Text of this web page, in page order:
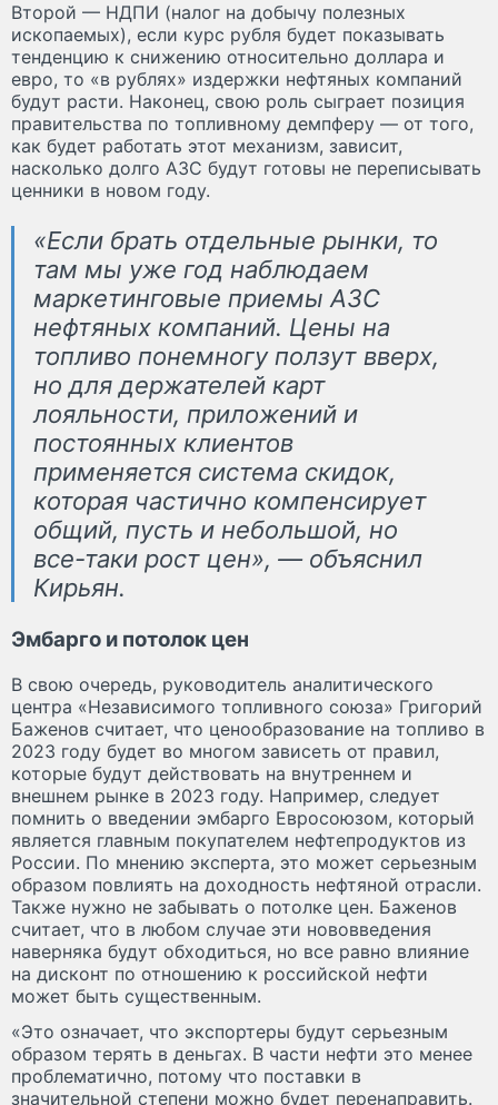
Второй — НДПИ (налог на добычу полезных
ископаемых), если курс рубля будет показывать
тенденцию к снижению относительно доллара и
евро, то «в рублях» издержки нефтяных компаний
будут расти. Наконец, свою роль сыграет позиция
правительства по топливному демпферу — от того,
как будет работать этот механизм, зависит,
насколько долго АЗС будут готовы не переписывать
ценники в новом году.
«Если брать отдельные рынки, то
там мы уже год наблюдаем
маркетинговые приемы АЗС
нефтяных компаний. Цены на
топливо понемногу ползут вверх,
но для держателей карт
лояльности, приложений и
постоянных клиентов
применяется система скидок,
которая частично компенсирует
общий, пусть и небольшой, но
все-таки рост цен», — объяснил
Кирьян.
Эмбарго и потолок цен
В свою очередь, руководитель аналитического
центра «Независимого топливного союза» Григорий
Баженов считает, что ценообразование на топливо в
2023 году будет во многом зависеть от правил,
которые будут действовать на внутреннем и
внешнем рынке в 2023 году. Например, следует
помнить о введении эмбарго Евросоюзом, который
является главным покупателем нефтепродуктов из
России. По мнению эксперта, это может серьезным
образом повлиять на доходность нефтяной отрасли.
Также нужно не забывать о потолке цен. Баженов
считает, что в любом случае эти нововведения
наверняка будут обходиться, но все равно влияние
на дисконт по отношению к российской нефти
может быть существенным.
«Это означает, что экспортеры будут серьезным
образом терять в деньгах. В части нефти это менее
проблематично, потому что поставки в
значительной степени можно будет перенаправить.